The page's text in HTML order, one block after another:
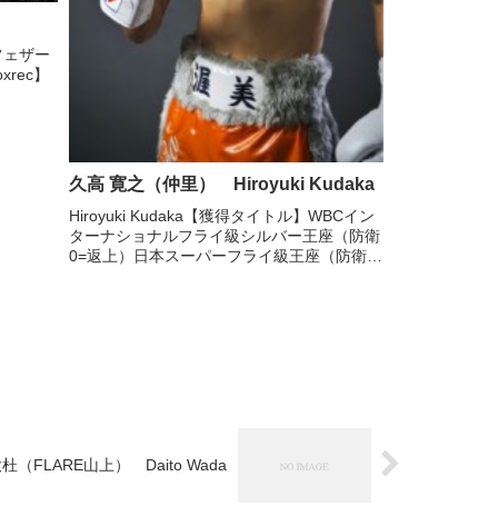
ザー
】
久高 寛之（仲里） Hiroyuki Kudaka
Hiroyuki Kudaka【獲得タイトル】WBCイン
ターナショナルフライ級シルバー王座（防衛
0=返上）日本スーパーフライ級王座（防衛
杜（FLARE山上） Daito Wada